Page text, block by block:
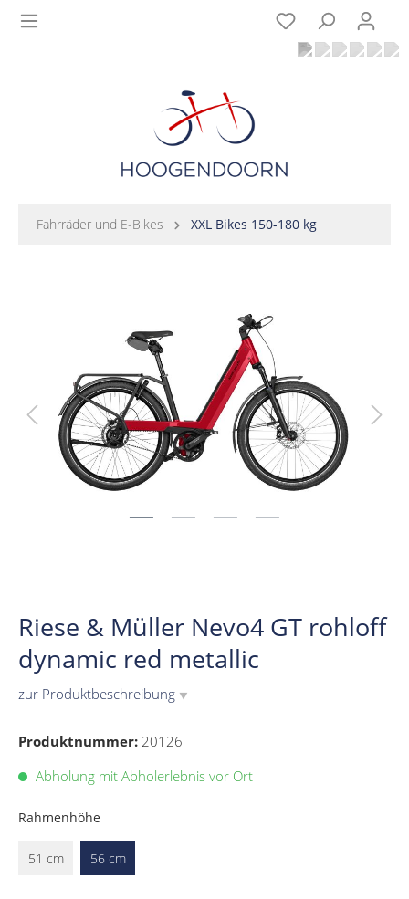
Fahrräder und E-Bikes XXL Bikes 150-180 kg
Riese & Müller Nevo4 GT rohloff
dynamic red metallic
zur Produktbeschreibung ▼
Produktnummer: 20126
Abholung mit Abholerlebnis vor Ort
Rahmenhöhe
51 cm 56 cm